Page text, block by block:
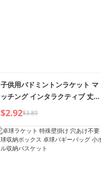
子供用バドミントンラケット マ
ッチング インタラクティブ 丈夫
ダブルラケット 小学校低学年 3
ー スポーツ トレーニング
$2.92$3.89